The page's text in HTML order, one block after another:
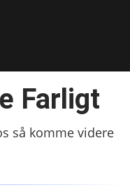
Farligt
så komme videre